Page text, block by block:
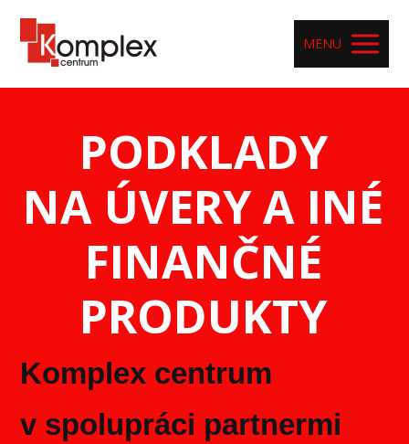
MENU
PODKLADY
NA ÚVERY A INÉ
FINANČNÉ
PRODUKTY
Komplex centrum
v spolupráci partnermi